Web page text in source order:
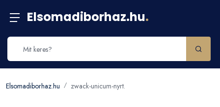
Elsomadiborhaz.hu.
Elsomadiborhaz.hu zwack-unicum-nyrt.